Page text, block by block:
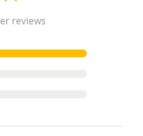
reviews